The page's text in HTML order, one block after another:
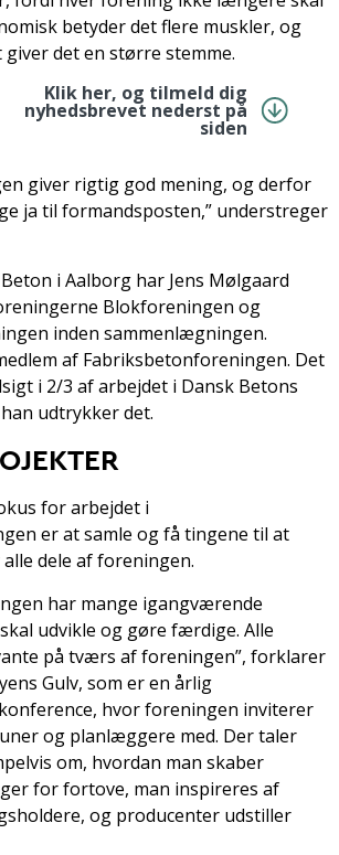
betyder det flere muskler, og
det en større stemme.
Klik her, og tilmeld dig
nyhedsbrevet nederst på
siden
giver rigtig god mening, og derfor
ja til formandsposten,” understreger
i Aalborg har Jens Mølgaard
Blokforeningen og
inden sammenlægningen.
af Fabriksbetonforeningen. Det
i 2/3 af arbejdet i Dansk Betons
udtrykker det.
for arbejdet i
er at samle og få tingene til at
dele af foreningen.
har mange igangværende
udvikle og gøre færdige. Alle
på tværs af foreningen”, forklarer
Gulv, som er en årlig
hvor foreningen inviterer
og planlæggere med. Der taler
om, hvordan man skaber
for fortove, man inspireres af
og producenter udstiller